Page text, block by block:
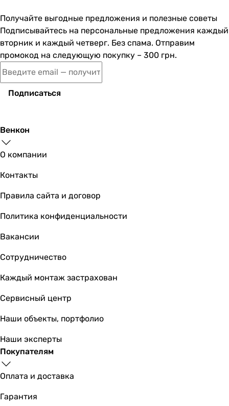
38 см
39 см
38.5 см
38 см
38 см
38 см
35 см
39 см
38.5 см
38 см
38 см
35 см
12.5 см
13.5 см
13.5 см
13 см
13 см
белый
белый
снежно-белый
белый
белый
белый
Получайте выгодные предложения и полезные советы
Подписывайтесь на персональные предложения каждый
вторник и каждый четверг. Без спама. Отправим
промокод на следующую покупку – 300 грн.
Подписаться
Венкон
О компании
Контакты
Правила сайта и договор
Политика конфиденциальности
Вакансии
Сотрудничество
Каждый монтаж застрахован
Сервисный центр
Наши объекты, портфолио
Наши эксперты
Покупателям
Оплата и доставка
Гарантия